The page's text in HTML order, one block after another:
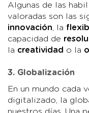
Algunas de las
valoradas son las
innovación , la
capacidad de
la creatividad o la
3. Globalización
En un mundo cada
digitalizado, la
nuestros días. Una